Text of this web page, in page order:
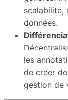
scalabilité,
données.
les
de créer
gestion de